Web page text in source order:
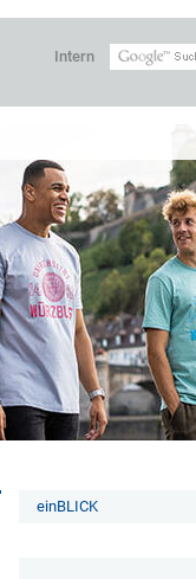
Intern
einBLICK